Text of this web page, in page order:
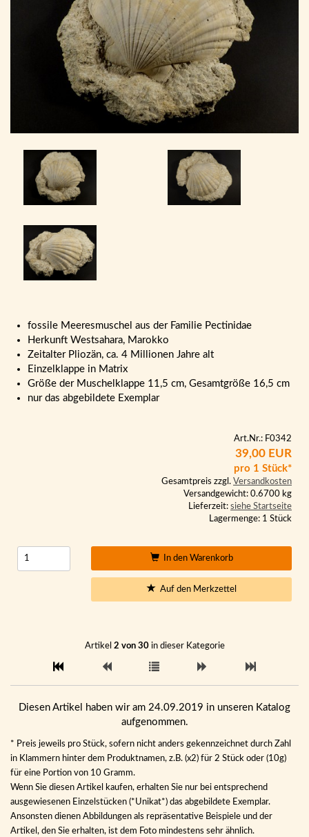
fossile Meeresmuschel aus der Familie Pectinidae
Herkunft Westsahara, Marokko
Zeitalter Pliozän, ca. 4 Millionen Jahre alt
Einzelklappe in Matrix
Größe der Muschelklappe 11,5 cm, Gesamtgröße 16,5 cm
nur das abgebildete Exemplar
Art.Nr.: F0342
39,00 EUR
pro 1 Stück*
Gesamtpreis zzgl. Versandkosten
Versandgewicht: 0.6700 kg
Lieferzeit: siehe Startseite
Lagermenge: 1 Stück
In den Warenkorb
Auf den Merkzettel
Artikel 2 von 30in dieser Kategorie
Diesen Artikel haben wir am 24.09.2019 in unseren Katalog
aufgenommen.
* Preis jeweils pro Stück, sofern nicht anders gekennzeichnet durch Zahl
in Klammern hinter dem Produktnamen, z.B. (x2) für 2 Stück oder (10g)
für eine Portion von 10 Gramm.
Wenn Sie diesen Artikel kaufen, erhalten Sie nur bei entsprechend
ausgewiesenen Einzelstücken (*Unikat*) das abgebildete Exemplar.
Ansonsten dienen Abbildungen als repräsentative Beispiele und der
Artikel, den Sie erhalten, ist dem Foto mindestens sehr ähnlich.